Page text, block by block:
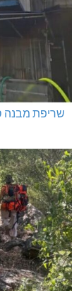
מניעת
שריפת מבנה